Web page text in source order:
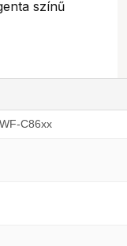
színű
C86xx